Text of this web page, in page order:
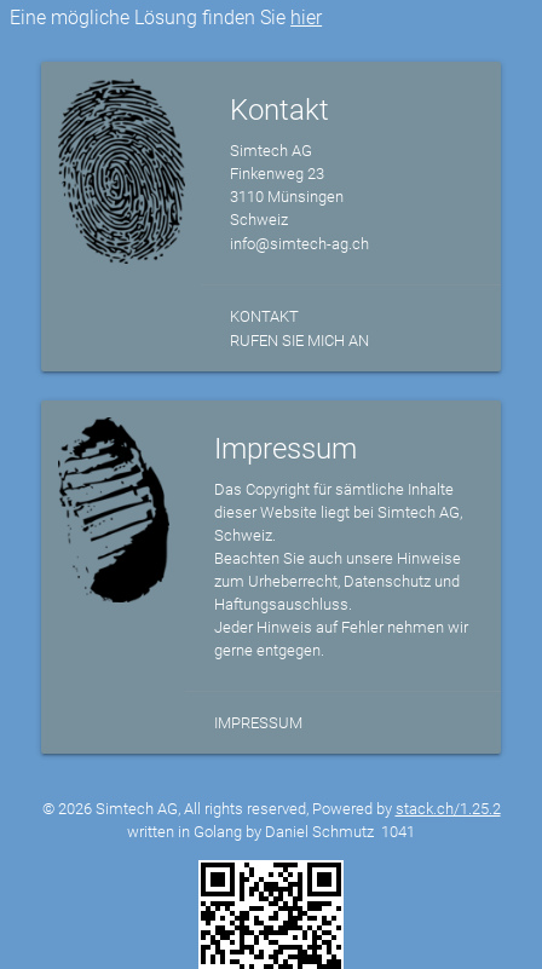
Eine mögliche Lösung finden Sie hier
Kontakt
Simtech AG
Finkenweg 23
3110 Münsingen
Schweiz
info@simtech-ag.ch
KONTAKT
RUFEN SIE MICH AN
Impressum
Das Copyright für sämtliche Inhalte
dieser Website liegt bei Simtech AG,
Schweiz.
Beachten Sie auch unsere Hinweise
zum Urheberrecht, Datenschutz und
Haftungsauschluss.
Jeder Hinweis auf Fehler nehmen wir
gerne entgegen.
IMPRESSUM
© 2026 Simtech AG, All rights reserved, Powered by stack.ch/1.25.2
written in Golang by Daniel Schmutz 1041